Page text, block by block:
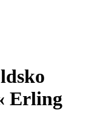
Erling